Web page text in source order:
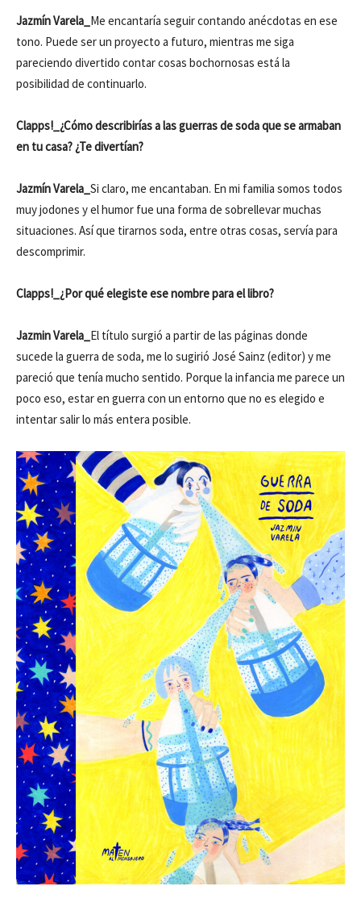
Jazmín Varela_ Me encantaría seguir contando anécdotas en ese
tono. Puede ser un proyecto a futuro, mientras me siga
pareciendo divertido contar cosas bochornosas está la
posibilidad de continuarlo.
Clapps!_¿Cómo describirías a las guerras de soda que se armaban
en tu casa? ¿Te divertían?
Jazmín Varela_ Si claro, me encantaban. En mi familia somos todos
muy jodones y el humor fue una forma de sobrellevar muchas
situaciones. Así que tirarnos soda, entre otras cosas, servía para
descomprimir.
Clapps!_¿Por qué elegiste ese nombre para el libro?
Jazmin Varela_ El título surgió a partir de las páginas donde
sucede la guerra de soda, me lo sugirió José Sainz (editor) y me
pareció que tenía mucho sentido. Porque la infancia me parece un
poco eso, estar en guerra con un entorno que no es elegido e
intentar salir lo más entera posible.